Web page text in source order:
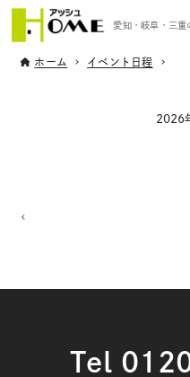
愛知・岐阜・三重
ホーム イベント日程
2026
Tel